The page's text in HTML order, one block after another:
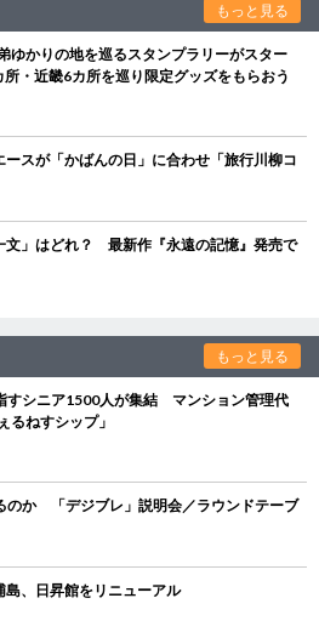
もっと見る
ゆかりの地を巡るスタンプラリーがスター
・近畿6カ所を巡り限定グッズをもらおう
スが「かばんの日」に合わせ「旅行川柳コ
文」はどれ？ 最新作『永遠の記憶』発売で
もっと見る
すシニア1500人が集結 マンション管理代
るねすシップ」
のか 「デジブレ」説明会／ラウンドテーブ
、日昇館をリニューアル